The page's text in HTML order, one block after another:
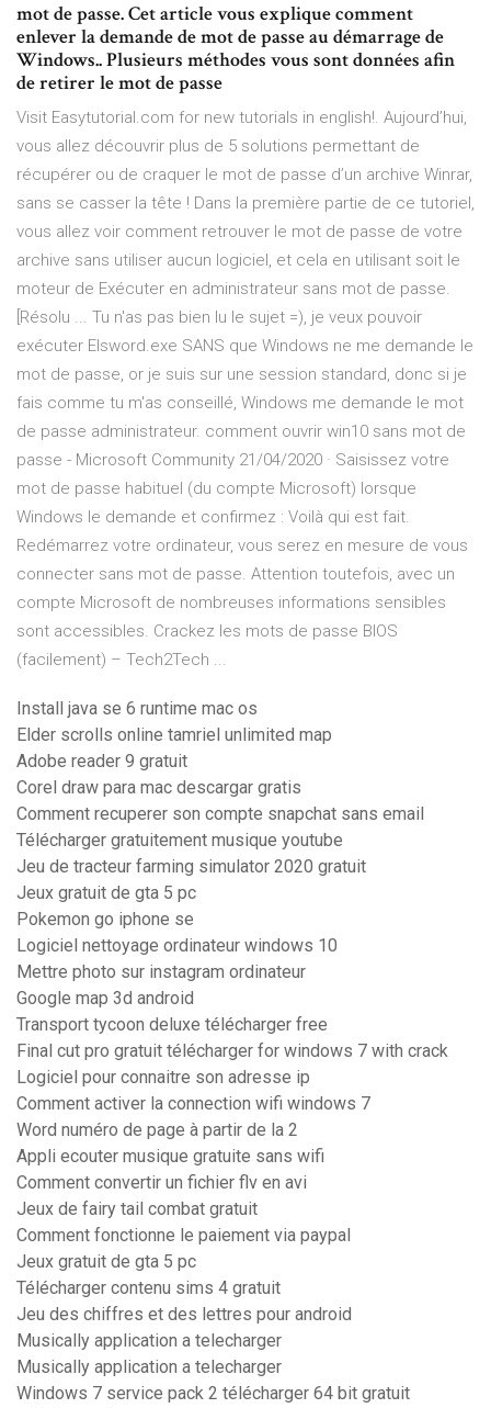
mot de passe. Cet article vous explique comment
enlever la demande de mot de passe au démarrage de
Windows.. Plusieurs méthodes vous sont données afin
de retirer le mot de passe
Visit Easytutorial.com for new tutorials in english!. Aujourd’hui,
vous allez découvrir plus de 5 solutions permettant de
récupérer ou de craquer le mot de passe d’un archive Winrar,
sans se casser la tête ! Dans la première partie de ce tutoriel,
vous allez voir comment retrouver le mot de passe de votre
archive sans utiliser aucun logiciel, et cela en utilisant soit le
moteur de Exécuter en administrateur sans mot de passe.
[Résolu ... Tu n'as pas bien lu le sujet =), je veux pouvoir
exécuter Elsword.exe SANS que Windows ne me demande le
mot de passe, or je suis sur une session standard, donc si je
fais comme tu m'as conseillé, Windows me demande le mot
de passe administrateur. comment ouvrir win10 sans mot de
passe - Microsoft Community 21/04/2020 · Saisissez votre
mot de passe habituel (du compte Microsoft) lorsque
Windows le demande et confirmez : Voilà qui est fait.
Redémarrez votre ordinateur, vous serez en mesure de vous
connecter sans mot de passe. Attention toutefois, avec un
compte Microsoft de nombreuses informations sensibles
sont accessibles. Crackez les mots de passe BIOS
(facilement) – Tech2Tech ...
Install java se 6 runtime mac os
Elder scrolls online tamriel unlimited map
Adobe reader 9 gratuit
Corel draw para mac descargar gratis
Comment recuperer son compte snapchat sans email
Télécharger gratuitement musique youtube
Jeu de tracteur farming simulator 2020 gratuit
Jeux gratuit de gta 5 pc
Pokemon go iphone se
Logiciel nettoyage ordinateur windows 10
Mettre photo sur instagram ordinateur
Google map 3d android
Transport tycoon deluxe télécharger free
Final cut pro gratuit télécharger for windows 7 with crack
Logiciel pour connaitre son adresse ip
Comment activer la connection wifi windows 7
Word numéro de page à partir de la 2
Appli ecouter musique gratuite sans wifi
Comment convertir un fichier flv en avi
Jeux de fairy tail combat gratuit
Comment fonctionne le paiement via paypal
Jeux gratuit de gta 5 pc
Télécharger contenu sims 4 gratuit
Jeu des chiffres et des lettres pour android
Musically application a telecharger
Musically application a telecharger
Windows 7 service pack 2 télécharger 64 bit gratuit